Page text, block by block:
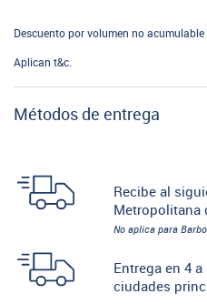
Descuento por volumen no
Aplican t&c.
Métodos de entrega
Recibe al
Metropolitana
No aplica para
Entrega en 4
ciudades